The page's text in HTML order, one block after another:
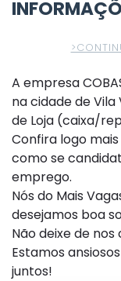
A empresa
na cidade de
de Loja (caixa/
Confira logo
como se
emprego.
Nós do Mais
desejamos boa
Não deixe de
Estamos
juntos!